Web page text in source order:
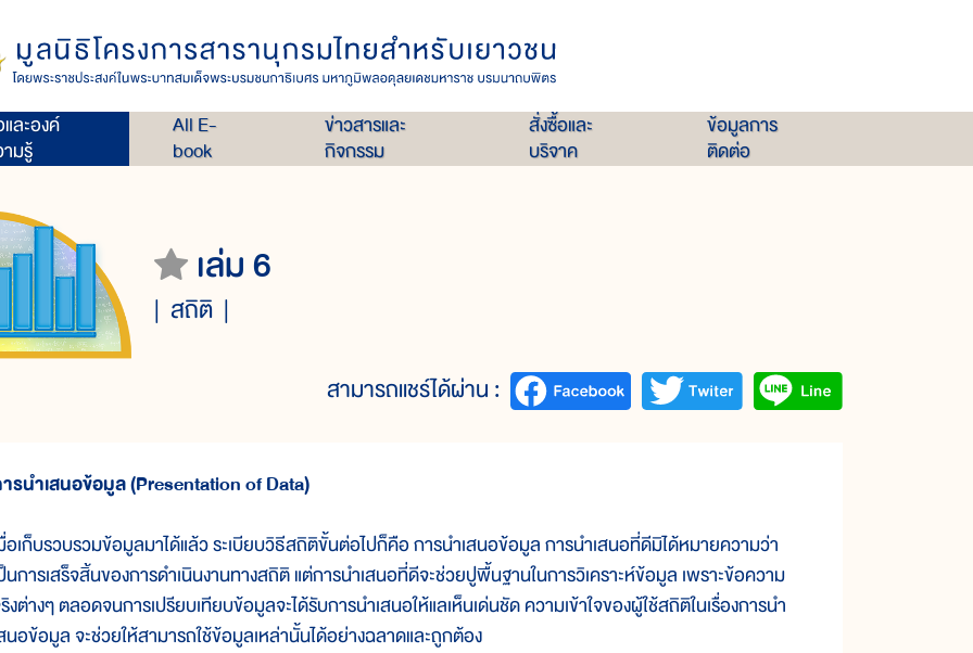
ละองค์
มรู้
All E-
book
ข่าวสารและ
กิจกรรม
สั่งซื้อและ
บริจาค
ข้อมูลการ
ติดต่อ
เล่ม 6
สถิติ
สามารถแชร์ได้ผ่าน :
รนำเสนอข้อมูล (Presentation of Data)
อเก็บรวบรวมข้อมูลมาได้แล้ว ระเบียบวิธีสถิติขั้นต่อไปก็คือ การนำเสนอข้อมูล การนำเสนอที่ดีมิได้หมายความว่า
นการเสร็จสิ้นของการดำเนินงานทางสถิติ แต่การนำเสนอที่ดีจะช่วยปูพื้นฐานในการวิเคราะห์ข้อมูล เพราะข้อความ
งต่างๆ ตลอดจนการเปรียบเทียบข้อมูลจะได้รับการนำเสนอให้แลเห็นเด่นชัด ความเข้าใจของผู้ใช้สถิติในเรื่องการนำ
นอข้อมูล จะช่วยให้สามารถใช้ข้อมูลเหล่านั้นได้อย่างฉลาดและถูกต้อง